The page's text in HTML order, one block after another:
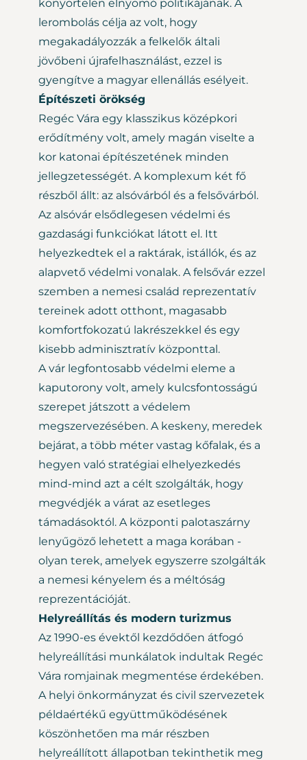
könyörtelen elnyomó politikájának. A
lerombolás célja az volt, hogy
megakadályozzák a felkelők általi
jövőbeni újrafelhasználást, ezzel is
gyengítve a magyar ellenállás esélyeit.
Építészeti örökség
Regéc Vára egy klasszikus középkori
erődítmény volt, amely magán viselte a
kor katonai építészetének minden
jellegzetességét. A komplexum két fő
részből állt: az alsóvárból és a felsővárból.
Az alsóvár elsődlegesen védelmi és
gazdasági funkciókat látott el. Itt
helyezkedtek el a raktárak, istállók, és az
alapvető védelmi vonalak. A felsővár ezzel
szemben a nemesi család reprezentatív
tereinek adott otthont, magasabb
komfortfokozatú lakrészekkel és egy
kisebb adminisztratív központtal.
A vár legfontosabb védelmi eleme a
kaputorony volt, amely kulcsfontosságú
szerepet játszott a védelem
megszervezésében. A keskeny, meredek
bejárat, a több méter vastag kőfalak, és a
hegyen való stratégiai elhelyezkedés
mind-mind azt a célt szolgálták, hogy
megvédjék a várat az esetleges
támadásoktól. A központi palotaszárny
lenyűgöző lehetett a maga korában -
olyan terek, amelyek egyszerre szolgálták
a nemesi kényelem és a méltóság
reprezentációját.
Helyreállítás és modern turizmus
Az 1990-es évektől kezdődően átfogó
helyreállítási munkálatok indultak Regéc
Vára romjainak megmentése érdekében.
A helyi önkormányzat és civil szervezetek
példaértékű együttműködésének
köszönhetően ma már részben
helyreállított állapotban tekinthetik meg